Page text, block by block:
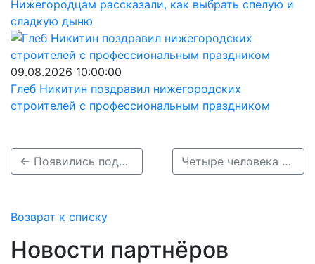
Нижегородцам рассказали, как выбрать спелую и
сладкую дыню
09.08.2026 10:00:00
Глеб Никитин поздравил нижегородских
строителей с профессиональным праздником
← Появились подробности ДТП с четырьмя погибшими в Арзамасском районе Четыре человека погибли в жутком ДТП с грузовиком в Арзамасском районе →
Возврат к списку
Новости партнёров